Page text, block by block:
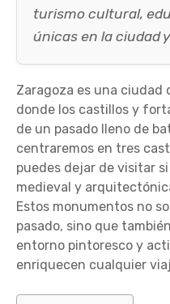
turismo cultural,
únicas en la ciudad
Zaragoza es una ciudad
donde los castillos y
de un pasado lleno de
centraremos en tres
puedes dejar de visitar
medieval y
Estos monumentos no
pasado, sino que
entorno pintoresco y
enriquecen cualquier